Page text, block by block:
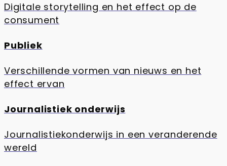
Digitale storytelling en het effect op de
consument
Publiek
Verschillende vormen van nieuws en het
effect ervan
Journalistiek onderwijs
Journalistiekonderwijs in een veranderende
wereld